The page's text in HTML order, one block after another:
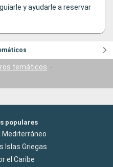
y ayudarle a reservar
temáticos
populares
Mediterráneo
Islas Griegas
el Caribe